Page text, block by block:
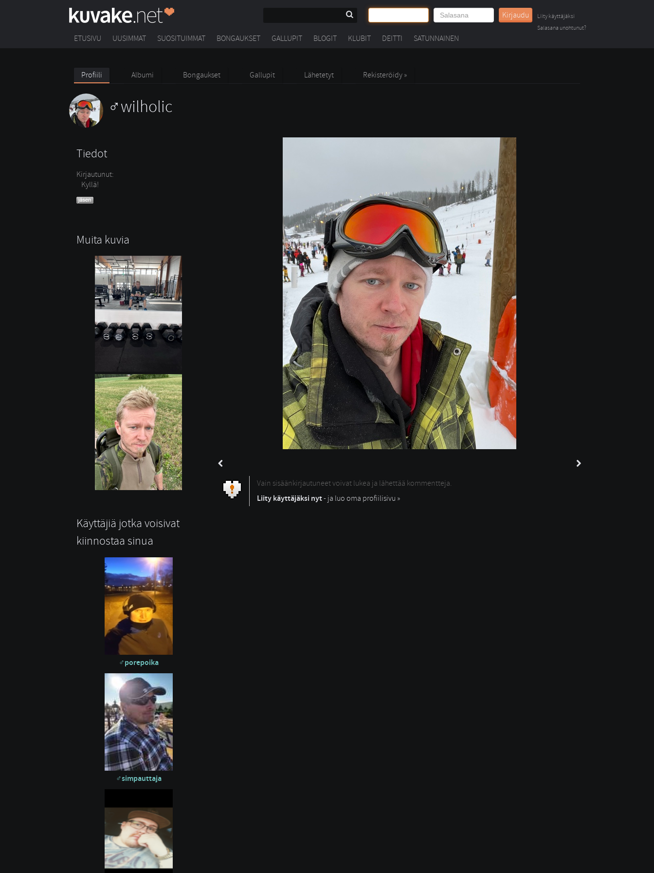
Kirjaudu
Liity käyttäjäksi
Salasana unohtunut?
ETUSIVU UUSIMMAT SUOSITUIMMAT BONGAUKSET GALLUPIT BLOGIT KLUBIT DEITTI SATUNNAINEN
Profiili Albumi Bongaukset Gallupit Lähetetyt Rekisteröidy »
wilholic
Tiedot
Kirjautunut:
Kyllä!
Muita kuvia
Käyttäjiä jotka voisivat
kiinnostaa sinua
porepoika
simpauttaja
Vain sisäänkirjautuneet voivat lukea ja lähettää kommentteja.
Liity käyttäjäksi nyt- ja luo oma profiilisivu »